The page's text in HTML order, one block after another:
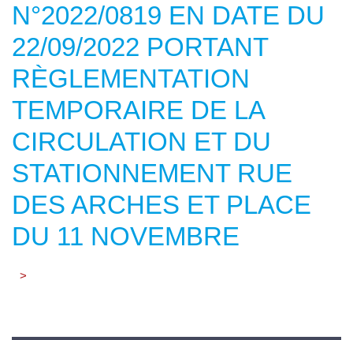
N°2022/0819 EN DATE DU
22/09/2022 PORTANT
RÈGLEMENTATION
TEMPORAIRE DE LA
CIRCULATION ET DU
STATIONNEMENT RUE
DES ARCHES ET PLACE
DU 11 NOVEMBRE
>